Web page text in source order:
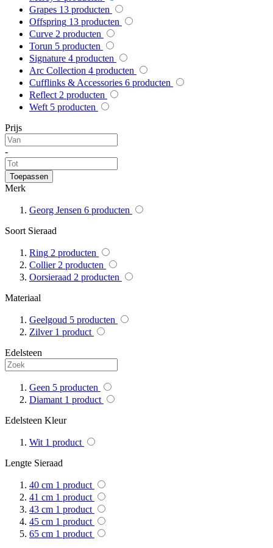
Grapes 13 producten
Offspring 13 producten
Curve 2 producten
Torun 5 producten
Signature 4 producten
Arc Collection 4 producten
Cufflinks & Accessories 6 producten
Reflect 2 producten
Weft 5 producten
Prijs
-
Toepassen
Merk
Georg Jensen 6 producten
Soort Sieraad
Ring 2 producten
Collier 2 producten
Oorsieraad 2 producten
Materiaal
Geelgoud 5 producten
Zilver 1 product
Edelsteen
Geen 5 producten
Diamant 1 product
Edelsteen Kleur
Wit 1 product
Lengte Sieraad
40 cm 1 product
41 cm 1 product
43 cm 1 product
45 cm 1 product
65 cm 1 product